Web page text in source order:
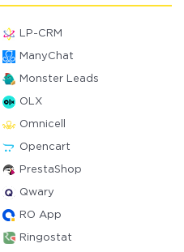
LP-CRM
ManyChat
Monster Leads
OLX
Omnicell
Opencart
PrestaShop
Qwary
RO App
Ringostat